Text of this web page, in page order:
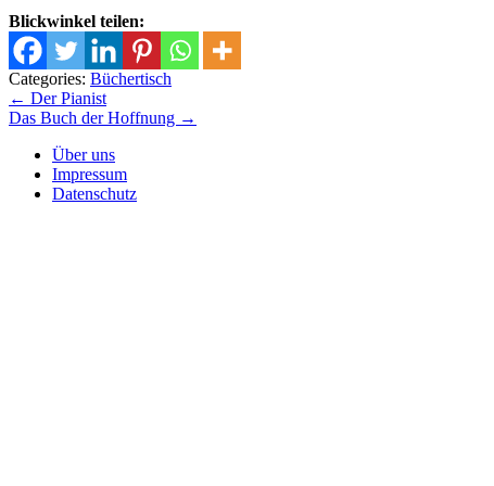
Blickwinkel teilen:
Categories: Büchertisch
Beitrags-
Navigation
← Der Pianist
Das Buch der Hoffnung →
Über uns
Impressum
Datenschutz